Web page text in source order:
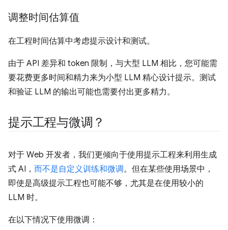
调整时间估算值
在工程时间估算中考虑提示设计和测试。
由于 API 差异和 token 限制，与大型 LLM 相比，您可能需
要花费更多时间和精力来为小型 LLM 精心设计提示。测试
和验证 LLM 的输出可能也需要付出更多精力。
提示工程与微调？
对于 Web 开发者，我们更倾向于使用提示工程来利用生成
式 AI， 而不是自定义训练和微调。但在某些使用场景中，
即使是高级提示工程也可能不够，尤其是在使用较小的
LLM 时。
在以下情况下使用微调：